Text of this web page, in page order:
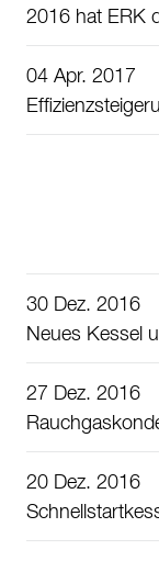
2016 hat ERK
04 Apr. 2017
30 Dez. 2016
Neues Kessel
27 Dez. 2016
20 Dez. 2016